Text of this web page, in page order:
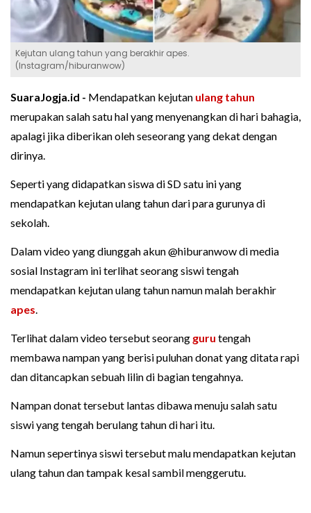
Kejutan ulang tahun yang berakhir apes.
(Instagram/hiburanwow)
SuaraJogja.id - Mendapatkan kejutan ulang tahun
merupakan salah satu hal yang menyenangkan di hari bahagia,
apalagi jika diberikan oleh seseorang yang dekat dengan
dirinya.
Seperti yang didapatkan siswa di SD satu ini yang
mendapatkan kejutan ulang tahun dari para gurunya di
sekolah.
Dalam video yang diunggah akun @hiburanwow di media
sosial Instagram ini terlihat seorang siswi tengah
mendapatkan kejutan ulang tahun namun malah berakhir
apes.
Terlihat dalam video tersebut seorang guru tengah
membawa nampan yang berisi puluhan donat yang ditata rapi
dan ditancapkan sebuah lilin di bagian tengahnya.
Nampan donat tersebut lantas dibawa menuju salah satu
siswi yang tengah berulang tahun di hari itu.
Namun sepertinya siswi tersebut malu mendapatkan kejutan
ulang tahun dan tampak kesal sambil menggerutu.